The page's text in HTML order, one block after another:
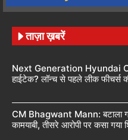
ताज़ा ख़बरें
Next Generation Hyundai
हाईटेक? लॉन्च से पहले लीक फीचर्स
CM Bhagwant Mann: बटाला
कामयाबी, तीसरे आरोपी पर कसा